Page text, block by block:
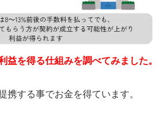
益を得る仕組みを調べてみました。
携する事でお金を得ています。